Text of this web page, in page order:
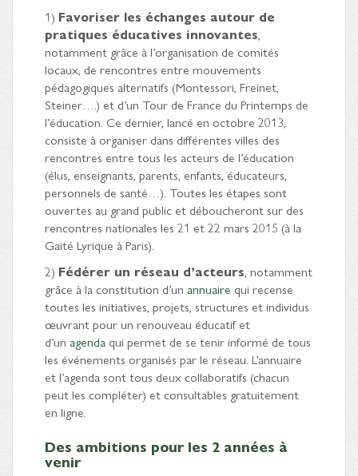
1) Favoriser les échanges autour de
pratiques éducatives innovantes,
notamment grâce à l’organisation de comités
locaux, de rencontres entre mouvements
pédagogiques alternatifs (Montessori, Freinet,
Steiner….) et d’un Tour de France du Printemps de
l’éducation. Ce dernier, lancé en octobre 2013,
consiste à organiser dans différentes villes des
rencontres entre tous les acteurs de l’éducation
(élus, enseignants, parents, enfants, éducateurs,
personnels de santé…). Toutes les étapes sont
ouvertes au grand public et déboucheront sur des
rencontres nationales les 21 et 22 mars 2015 (à la
Gaité Lyrique à Paris).
2) Fédérer un réseau d’acteurs, notamment
grâce à la constitution d’un annuaire qui recense
toutes les initiatives, projets, structures et individus
œuvrant pour un renouveau éducatif et
d’un agenda qui permet de se tenir informé de tous
les événements organisés par le réseau. L’annuaire
et l’agenda sont tous deux collaboratifs (chacun
peut les compléter) et consultables gratuitement
en ligne.
Des ambitions pour les 2 années à
venir